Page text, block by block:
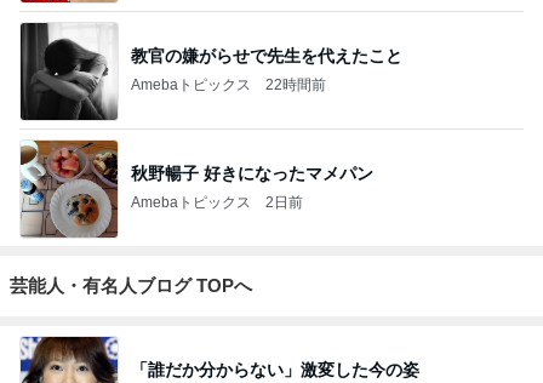
教官の嫌がらせで先生を代えたこと
Amebaトピックス 22時間前
秋野暢子 好きになったマメパン
Amebaトピックス 2日前
芸能人・有名人ブログ TOPへ
「誰だか分からない」激変した今の姿